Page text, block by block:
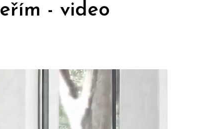
- video